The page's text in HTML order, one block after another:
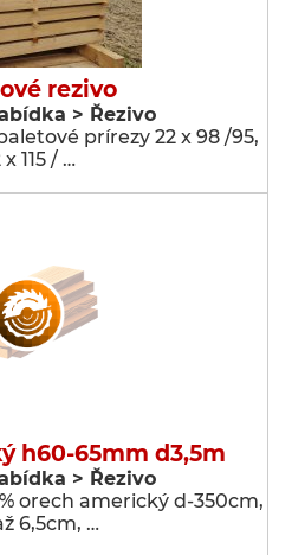
rezivo
> Řezivo
prírezy 22 x 98 /95,
x 115 / …
h60-65mm d3,5m
> Řezivo
orech americký d-350cm,
6,5cm, …